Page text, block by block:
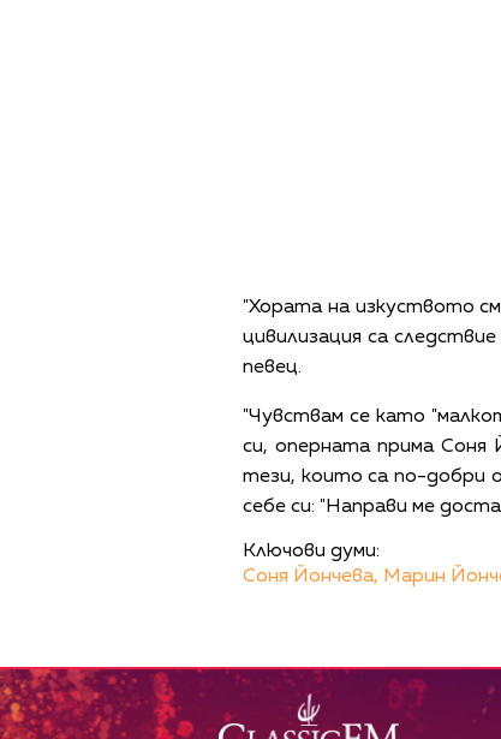
"Хората на изкуството
цивилизация са
певец.
"Чувствам се като
си, оперната прима
тези, които са по-добри
себе си: "Направи ме
Ключови думи:
Соня Йончева, Марин